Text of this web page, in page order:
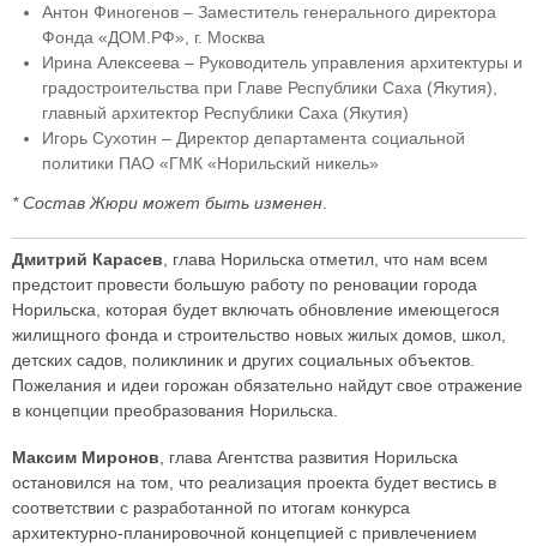
Антон Финогенов – Заместитель генерального директора
Фонда «ДОМ.РФ», г. Москва
Ирина Алексеева – Руководитель управления архитектуры и
градостроительства при Главе Республики Саха (Якутия),
главный архитектор Республики Саха (Якутия)
Игорь Сухотин – Директор департамента социальной
политики ПАО «ГМК «Норильский никель»
* Состав Жюри может быть изменен
Дмитрий Карасев , глава Норильска отметил, что нам всем
предстоит провести большую работу по реновации города
Норильска, которая будет включать обновление имеющегося
жилищного фонда и строительство новых жилых домов, школ,
детских садов, поликлиник и других социальных объектов.
Пожелания и идеи горожан обязательно найдут свое отражение
в концепции преобразования Норильска.
Максим Миронов , глава Агентства развития Норильска
остановился на том, что реализация проекта будет вестись в
соответствии с разработанной по итогам конкурса
архитектурно-планировочной концепцией с привлечением